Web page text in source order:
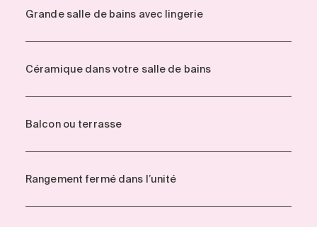
Grande salle de bains avec lingerie
Céramique dans votre salle de bains
Balcon ou terrasse
Rangement fermé dans l’unité